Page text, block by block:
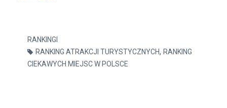
RANKINGI
RANKING ATRAKCJI TURYSTYCZNYCH, RANKING
CIEKAWYCH MIEJSC W POLSCE